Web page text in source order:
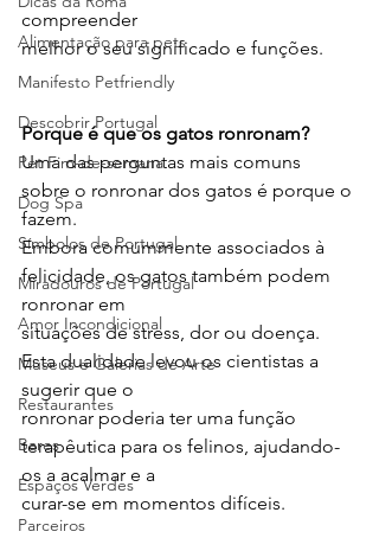
Alimentação para pets
Manifesto Petfriendly
Descobrir Portugal
Pet Fim-de-semana
Dog Spa
Símbolos de Portugal
Miradouros de Portugal
Amor Incondicional
Museus e Galerias de Arte
Restaurantes
Bares
Espaços Verdes
Parceiros
compreender
melhor o seu significado e funções.
Porque é que os gatos ronronam?
Uma das perguntas mais comuns
sobre o ronronar dos gatos é porque o
fazem.
Embora comummente associados à
felicidade, os gatos também podem
ronronar em
situações de stress, dor ou doença.
Esta dualidade levou os cientistas a
sugerir que o
ronronar poderia ter uma função
terapêutica para os felinos, ajudando-
os a acalmar e a
curar-se em momentos difíceis.